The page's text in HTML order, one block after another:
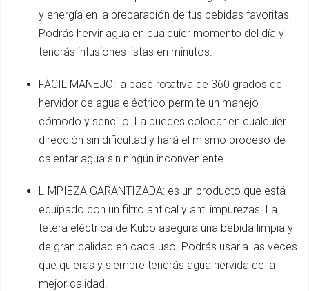
y energía en la preparación de tus bebidas favoritas.
Podrás hervir agua en cualquier momento del día y
tendrás infusiones listas en minutos.
FÁCIL MANEJO: la base rotativa de 360 grados del
hervidor de agua eléctrico permite un manejo
cómodo y sencillo. La puedes colocar en cualquier
dirección sin dificultad y hará el mismo proceso de
calentar agua sin ningún inconveniente.
LIMPIEZA GARANTIZADA: es un producto que está
equipado con un filtro antical y anti impurezas. La
tetera eléctrica de Kubo asegura una bebida limpia y
de gran calidad en cada uso. Podrás usarla las veces
que quieras y siempre tendrás agua hervida de la
mejor calidad.